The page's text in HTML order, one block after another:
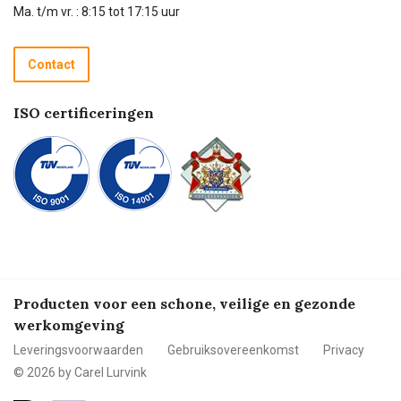
Technische dienst
Recycle programma
Betalen
Ma. t/m vr. : 8:15 tot 17:15 uur
Contact
ISO certificeringen
Producten voor een schone, veilige en gezonde
werkomgeving
Leveringsvoorwaarden Gebruiksovereenkomst
Privacy
© 2026 by Carel Lurvink